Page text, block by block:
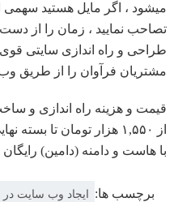
میشود ، اگر مایل هستید سهمی از
تصاحب نمایید ، زمان را از
طراحی و راه اندازی سایتی
مشتریان فرآوان را از طریق
قیمت و هزینه راه اندازی و
با هاست و دامنه (دامین) رایگان
برچسب ها: ایجاد وب سایت